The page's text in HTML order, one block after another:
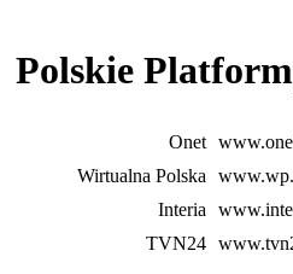
Onet
Wirtualna Polska
Interia
TVN24